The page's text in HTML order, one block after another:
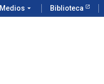
Medios arrow_drop_down Biblioteca